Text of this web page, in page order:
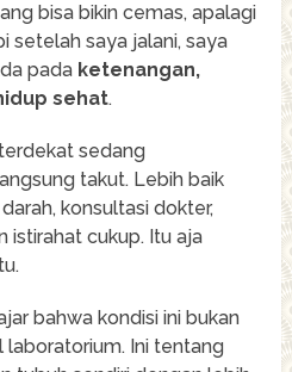
bisa bikin cemas, apalagi
setelah saya jalani, saya
pada ketenangan,
sehat.
sedang
takut. Lebih baik
konsultasi dokter,
istirahat cukup. Itu aja
bahwa kondisi ini bukan
laboratorium. Ini tentang